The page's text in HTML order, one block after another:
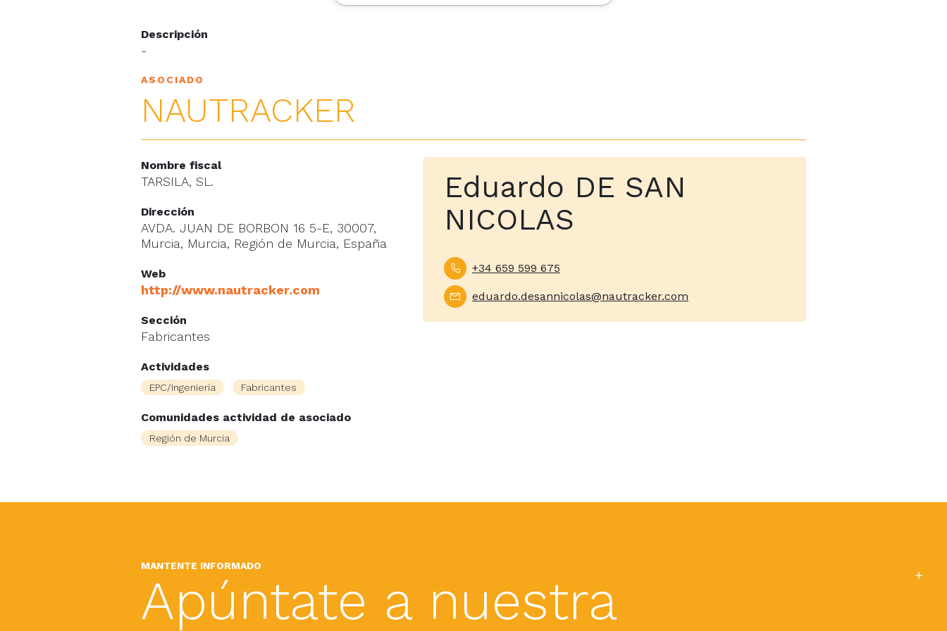
Descripción
-
ASOCIADO
NAUTRACKER
Nombre fiscal
TARSILA, SL.
Dirección
AVDA. JUAN DE BORBON 16 5-E, 30007,
Murcia, Murcia, Región de Murcia, España
Web
http://www.nautracker.com
Sección
Fabricantes
Actividades
EPC/Ingeniería Fabricantes
Comunidades actividad de asociado
Región de Murcia
Eduardo DE SAN
NICOLAS
+34 659 599 675
eduardo.desannicolas@nautracker.com
MANTENTE INFORMADO
Apúntate a nuestra